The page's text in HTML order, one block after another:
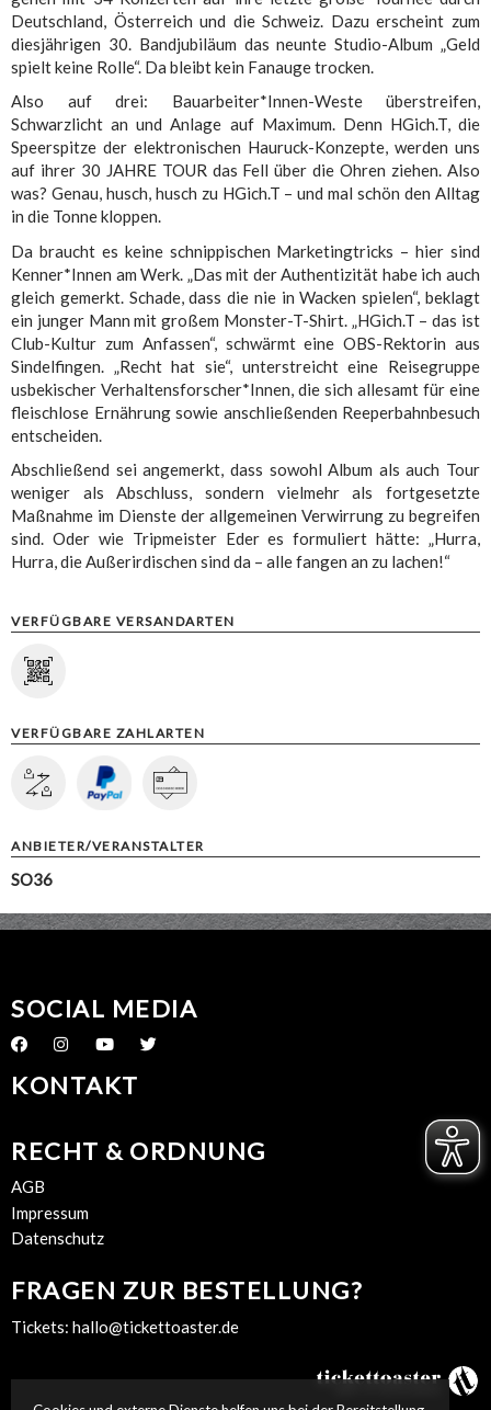
Deutschland, Österreich und die Schweiz. Dazu erscheint zum
diesjährigen 30. Bandjubiläum das neunte Studio-Album „Geld
spielt keine Rolle“. Da bleibt kein Fanauge trocken.
Also auf drei: Bauarbeiter*Innen-Weste überstreifen,
Schwarzlicht an und Anlage auf Maximum. Denn HGich.T, die
Speerspitze der elektronischen Hauruck-Konzepte, werden uns
auf ihrer 30 JAHRE TOUR das Fell über die Ohren ziehen. Also
was? Genau, husch, husch zu HGich.T – und mal schön den Alltag
in die Tonne kloppen.
Da braucht es keine schnippischen Marketingtricks – hier sind
Kenner*Innen am Werk. „Das mit der Authentizität habe ich auch
gleich gemerkt. Schade, dass die nie in Wacken spielen“, beklagt
ein junger Mann mit großem Monster-T-Shirt. „HGich.T – das ist
Club-Kultur zum Anfassen“, schwärmt eine OBS-Rektorin aus
Sindelfingen. „Recht hat sie“, unterstreicht eine Reisegruppe
usbekischer Verhaltensforscher*Innen, die sich allesamt für eine
fleischlose Ernährung sowie anschließenden Reeperbahnbesuch
entscheiden.
Abschließend sei angemerkt, dass sowohl Album als auch Tour
weniger als Abschluss, sondern vielmehr als fortgesetzte
Maßnahme im Dienste der allgemeinen Verwirrung zu begreifen
sind. Oder wie Tripmeister Eder es formuliert hätte: „Hurra,
Hurra, die Außerirdischen sind da – alle fangen an zu lachen!“
VERFÜGBARE VERSANDARTEN
VERFÜGBARE ZAHLARTEN
ANBIETER/VERANSTALTER
SO36
SOCIAL MEDIA
KONTAKT
RECHT & ORDNUNG
AGB
Impressum
Datenschutz
FRAGEN ZUR BESTELLUNG?
Tickets: hallo@tickettoaster.de